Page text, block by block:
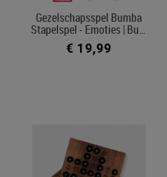
Gezelschapsspel Bumba
Stapelspel - Emoties | Bu…
€ 19,99